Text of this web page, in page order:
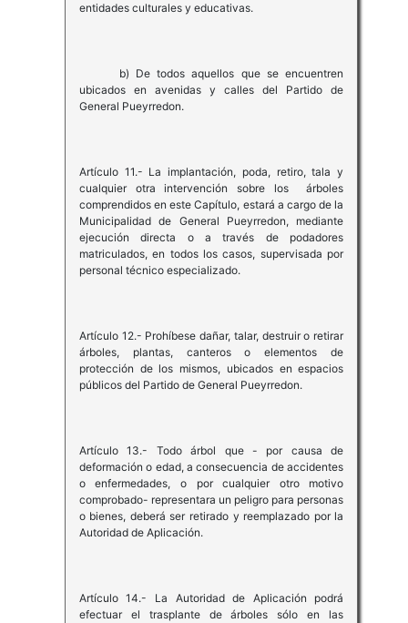
entidades culturales y educativas.
b) De todos aquellos que se encuentren
ubicados en avenidas y calles del Partido de
General Pueyrredon.
Artículo 11.- La implantación, poda, retiro, tala y
cualquier otra intervención sobre los árboles
comprendidos en este Capítulo, estará a cargo de la
Municipalidad de General Pueyrredon, mediante
ejecución directa o a través de podadores
matriculados, en todos los casos, supervisada por
personal técnico especializado.
Artículo 12.- Prohíbese dañar, talar, destruir o retirar
árboles, plantas, canteros o elementos de
protección de los mismos, ubicados en espacios
públicos del Partido de General Pueyrredon.
Artículo 13.- Todo árbol que - por causa de
deformación o edad, a consecuencia de accidentes
o enfermedades, o por cualquier otro motivo
comprobado- representara un peligro para personas
o bienes, deberá ser retirado y reemplazado por la
Autoridad de Aplicación.
Artículo 14.- La Autoridad de Aplicación podrá
efectuar el trasplante de árboles sólo en las